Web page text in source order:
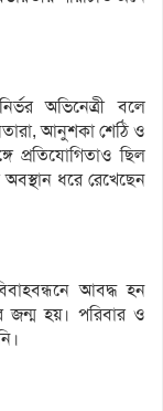
অভিনেত্রী বলে
আনুশকা শেঠি ও
প্রতিযোগিতাও ছিল
ধরে রেখেছেন
আবদ্ধ হন
জন্ম হয়। পরিবার ও